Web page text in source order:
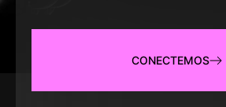
CONECTEMOS